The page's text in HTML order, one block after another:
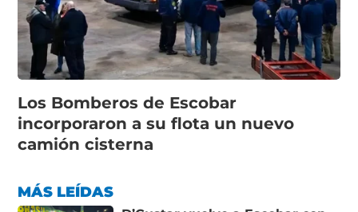
Los Bomberos de Escobar
incorporaron a su flota un nuevo
camión cisterna
MÁS LEÍDAS